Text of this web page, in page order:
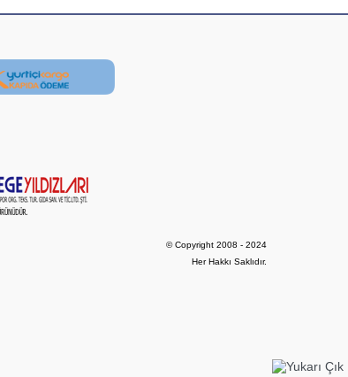
© Copyright 2008 - 2024
Her Hakkı Saklıdır.